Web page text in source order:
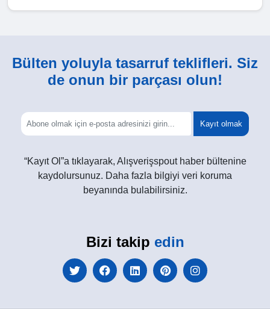
Bülten yoluyla tasarruf teklifleri. Siz
de onun bir parçası olun!
Kayıt olmak
“Kayıt Ol”a tıklayarak, Alışverişspout haber bültenine
kaydolursunuz. Daha fazla bilgiyi veri koruma
beyanında bulabilirsiniz.
Bizi takip edin